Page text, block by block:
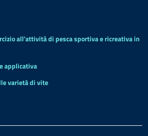
all'attività di pesca sportiva e ricreativa in
applicativa
varietà di vite